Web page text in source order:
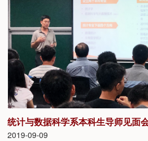
统计与数据科学系本科生导师见面
2019-09-09